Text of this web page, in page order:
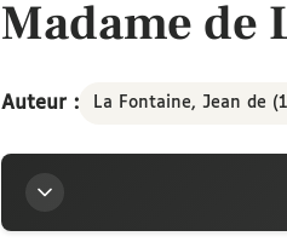
Madame de
Auteur : La Fontaine, Jean de